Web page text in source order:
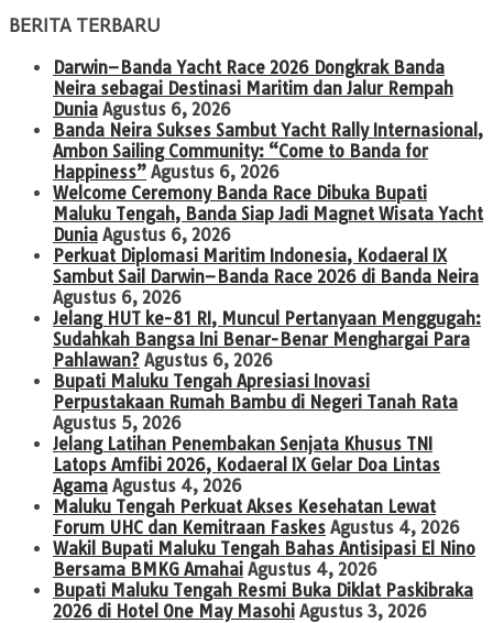
BERITA TERBARU
Darwin–Banda Yacht Race 2026 Dongkrak Banda
Neira sebagai Destinasi Maritim dan Jalur Rempah
Dunia Agustus 6, 2026
Banda Neira Sukses Sambut Yacht Rally Internasional,
Ambon Sailing Community: “Come to Banda for
Happiness” Agustus 6, 2026
Welcome Ceremony Banda Race Dibuka Bupati
Maluku Tengah, Banda Siap Jadi Magnet Wisata Yacht
Dunia Agustus 6, 2026
Perkuat Diplomasi Maritim Indonesia, Kodaeral IX
Sambut Sail Darwin–Banda Race 2026 di Banda Neira
Agustus 6, 2026
Jelang HUT ke-81 RI, Muncul Pertanyaan Menggugah:
Sudahkah Bangsa Ini Benar-Benar Menghargai Para
Pahlawan? Agustus 6, 2026
Bupati Maluku Tengah Apresiasi Inovasi
Perpustakaan Rumah Bambu di Negeri Tanah Rata
Agustus 5, 2026
Jelang Latihan Penembakan Senjata Khusus TNI
Latops Amfibi 2026, Kodaeral IX Gelar Doa Lintas
Agama Agustus 4, 2026
Maluku Tengah Perkuat Akses Kesehatan Lewat
Forum UHC dan Kemitraan Faskes Agustus 4, 2026
Wakil Bupati Maluku Tengah Bahas Antisipasi El Nino
Bersama BMKG Amahai Agustus 4, 2026
Bupati Maluku Tengah Resmi Buka Diklat Paskibraka
2026 di Hotel One May Masohi Agustus 3, 2026